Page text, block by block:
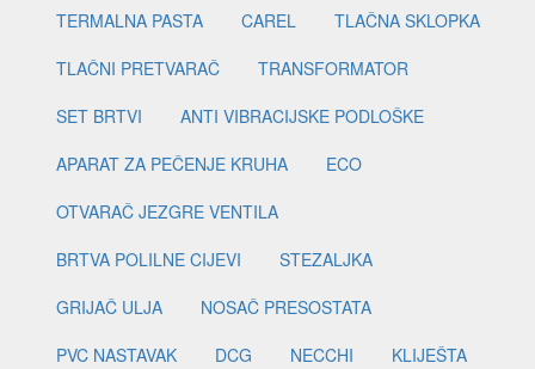
TERMALNA PASTA
CAREL
TLAČNA SKLOPKA
TLAČNI PRETVARAČ
TRANSFORMATOR
SET BRTVI
ANTI VIBRACIJSKE PODLOŠKE
APARAT ZA PEČENJE KRUHA
ECO
OTVARAČ JEZGRE VENTILA
BRTVA POLILNE CIJEVI
STEZALJKA
GRIJAČ ULJA
NOSAČ PRESOSTATA
PVC NASTAVAK
DCG NECCHI
KLIJEŠTA